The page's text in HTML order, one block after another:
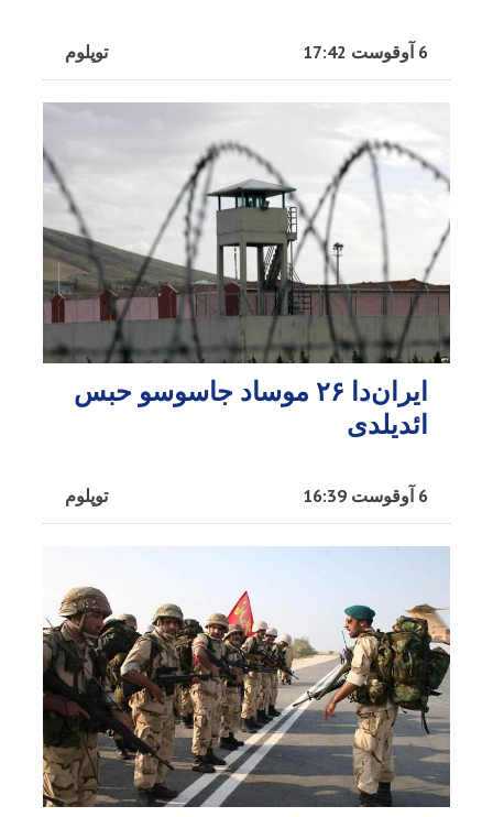
توپلوم 6 آوقوست 17:42
ایران‌دا ۲۶ موساد جاسوسو حبس
ائدیلدی
توپلوم 6 آوقوست 16:39